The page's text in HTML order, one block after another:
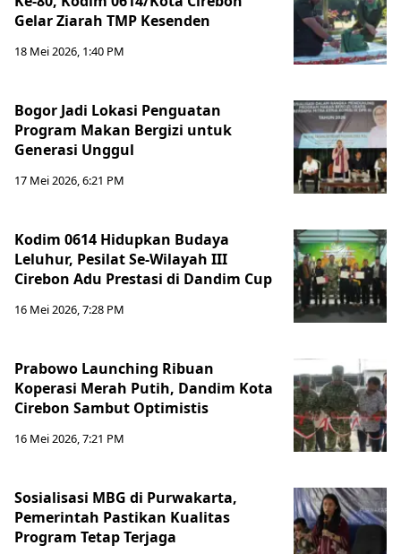
Gelar Ziarah TMP Kesenden
18 Mei 2026, 1:40 PM
Bogor Jadi Lokasi Penguatan
Program Makan Bergizi untuk
Generasi Unggul
17 Mei 2026, 6:21 PM
Kodim 0614 Hidupkan Budaya
Leluhur, Pesilat Se-Wilayah III
Cirebon Adu Prestasi di Dandim Cup
16 Mei 2026, 7:28 PM
Prabowo Launching Ribuan
Koperasi Merah Putih, Dandim Kota
Cirebon Sambut Optimistis
16 Mei 2026, 7:21 PM
Sosialisasi MBG di Purwakarta,
Pemerintah Pastikan Kualitas
Program Tetap Terjaga